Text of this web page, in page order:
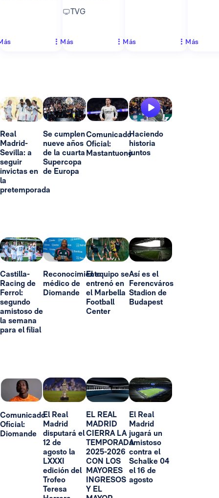
TVG
Más Más Más
Real
Madrid-
Sevilla: a
seguir
invictas en
la
pretemporada
Se cumplen
nueve años
de la cuarta
Supercopa
de Europa
Comunicado
Oficial:
Mastantuono
Haciendo
historia
juntos
Castilla-
Racing de
Ferrol:
segundo
amistoso de
la semana
para el filial
Reconocimiento
médico de
Diomande
El equipo se
entrenó en
el Marbella
Football
Center
Así es el
Ferencváros
Stadion de
Budapest
Comunicado
Oficial:
Diomande
El Real
Madrid
disputará el
12 de
agosto la
LXXXI
edición del
Trofeo
Teresa
EL REAL
MADRID
CIERRA LA
TEMPORADA
2025-2026
CON LOS
MAYORES
INGRESOS
Y EL
El Real
Madrid
jugará un
amistoso
contra el
Schalke 04
el 16 de
agosto